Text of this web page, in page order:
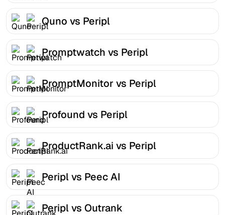
Quno vs Peripl
Promptwatch vs Peripl
PromptMonitor vs Peripl
Profound vs Peripl
ProductRank.ai vs Peripl
Peripl vs Peec AI
Peripl vs Outrank